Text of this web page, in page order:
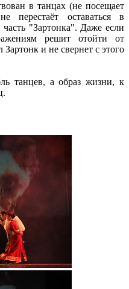
в танцах (не посещает
перестаёт оставаться в
"Зартонка". Даже если
решит отойти от
и не свернет с этого
танцев, а образ жизни, к